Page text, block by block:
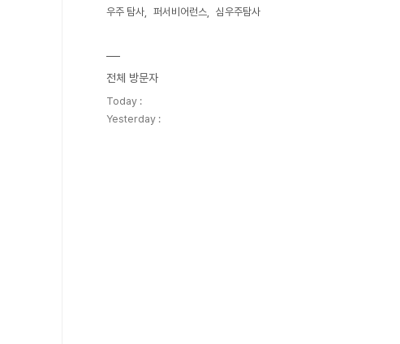
우주 탐사
퍼서비어런스 심우주탐사
전체 방문자
Today :
Yesterday :